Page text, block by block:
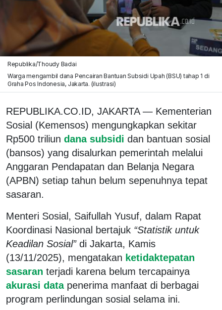
Republika/Thoudy Badai
Warga mengambil dana Pencairan Bantuan Subsidi Upah (BSU) tahap 1 di
Graha Pos Indonesia, Jakarta. (ilustrasi)
REPUBLIKA.CO.ID, JAKARTA — Kementerian
Sosial (Kemensos) mengungkapkan sekitar
Rp500 triliun dana subsidi dan bantuan sosial
(bansos) yang disalurkan pemerintah melalui
Anggaran Pendapatan dan Belanja Negara
(APBN) setiap tahun belum sepenuhnya tepat
sasaran.
Menteri Sosial, Saifullah Yusuf, dalam Rapat
Koordinasi Nasional bertajuk “Statistik untuk
Keadilan Sosial”di Jakarta, Kamis
(13/11/2025), mengatakan ketidaktepatan
sasaran terjadi karena belum tercapainya
akurasi data penerima manfaat di berbagai
program perlindungan sosial selama ini.